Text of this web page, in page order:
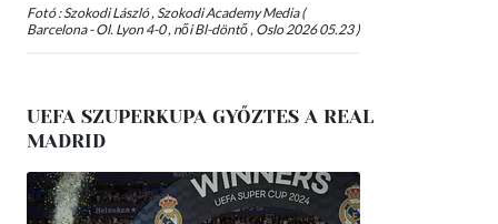
Fotó : Szokodi László , Szokodi Academy Media (
Barcelona - Ol. Lyon 4-0 , női Bl-döntő , Oslo 2026 05.23 )
UEFA SZUPERKUPA GYŐZTES A REAL
MADRID